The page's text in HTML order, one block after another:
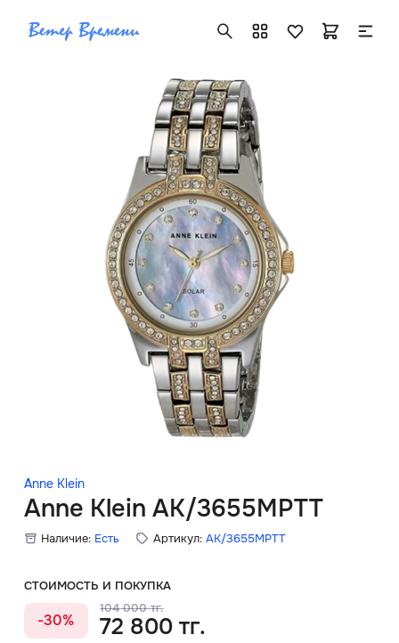
Anne Klein
Anne Klein AK/3655MPTT
Наличие: Есть Артикул: AK/3655MPTT
СТОИМОСТЬ И ПОКУПКА
-30%
104 000 тг.
72 800 тг.
+7 ( 705 ) 181-42-50
info@vetervremeni.kz
Авторизация
Каталог
Мужские часы
Женские часы
Скидки
Главная
О нас
Доставка и оплата